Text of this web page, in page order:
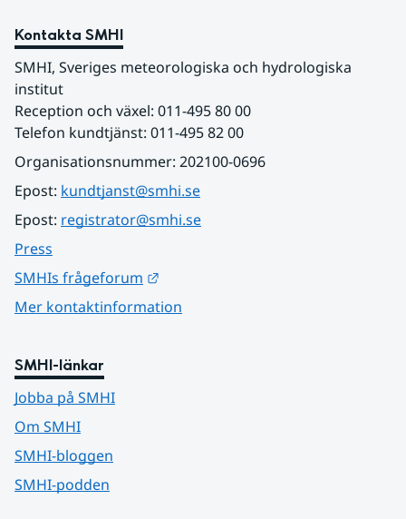
Kontakta SMHI
SMHI, Sveriges meteorologiska och hydrologiska
institut
Reception och växel: 011-495 80 00
Telefon kundtjänst: 011-495 82 00
Organisationsnummer: 202100-0696
Epost: kundtjanst@smhi.se
Epost: registrator@smhi.se
Press
SMHIs frågeforum
Mer kontaktinformation
SMHI-länkar
Jobba på SMHI
Om SMHI
SMHI-bloggen
SMHI-podden